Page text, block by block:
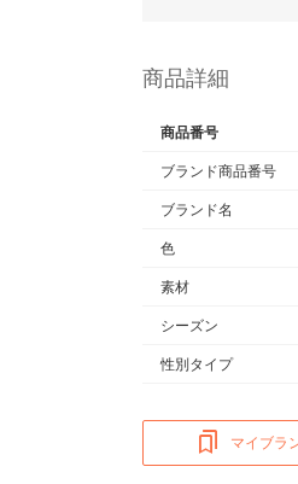
商品詳細
商品番号
ブランド商品番号
ブランド名
色
素材
シーズン
性別タイプ
マイブラ